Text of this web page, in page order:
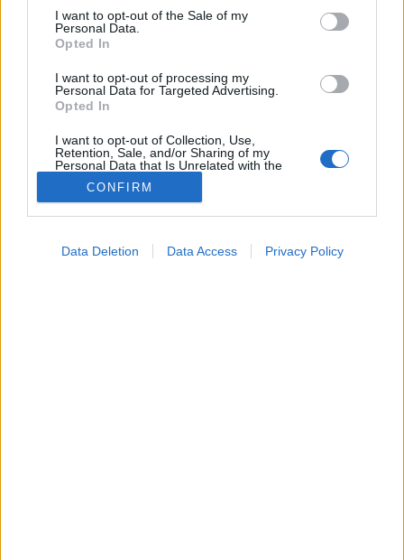
consent section.
I want to opt-out of the Sale of my
Personal Data.
Opted In
I want to opt-out of processing my
Personal Data for Targeted Advertising.
Opted In
I want to opt-out of Collection, Use,
Retention, Sale, and/or Sharing of my
Personal Data that Is Unrelated with the
Purposes for which it was collected.
Opted Out
CONFIRM
Data Deletion Data Access Privacy Policy